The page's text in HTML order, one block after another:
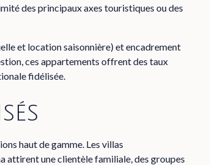
des principaux axes touristiques ou des
et location saisonnière) et encadrement
ces appartements offrent des taux
fidélisée.
haut de gamme. Les villas
attirent une clientèle familiale, des groupes